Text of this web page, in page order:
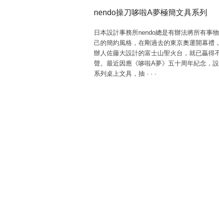
nendo操刀哆啦A夢極簡文具系列
日本設計事務所nendo總是有辦法將所有事
己的簡約風格，在剛過去的東京奧運開幕禮
辦人佐藤大設計的富士山聖火台，就已贏得
聲。最近因應《哆啦A夢》五十周年紀念，
系列桌上文具，抽 · · ·